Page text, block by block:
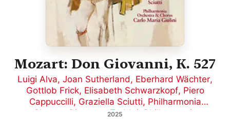
Mozart: Don Giovanni, K. 527
Luigi Alva, Joan Sutherland, Eberhard Wächter,
Gottlob Frick, Elisabeth Schwarzkopf, Piero
Cappuccilli, Graziella Sciutti, Philharmonia
Chorus
Giuseppe Taddei Philharmonia
2025